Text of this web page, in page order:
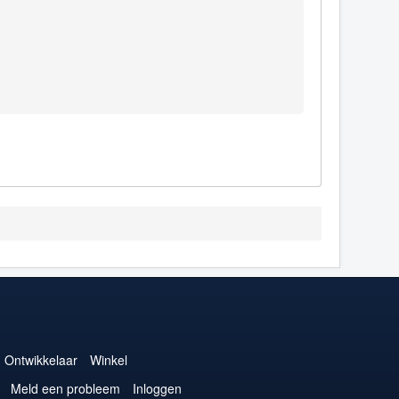
Ontwikkelaar
Winkel
Meld een probleem Inloggen